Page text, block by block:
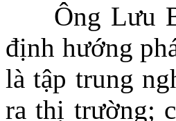
Ông Lưu
định hướng
là tập trung
ra thị trường;